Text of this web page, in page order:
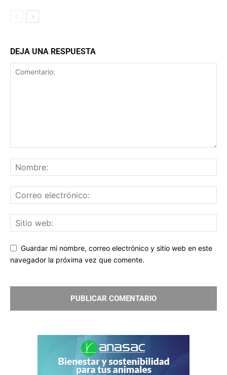
DEJA UNA RESPUESTA
Guardar mi nombre, correo electrónico y sitio web en este
navegador la próxima vez que comente.